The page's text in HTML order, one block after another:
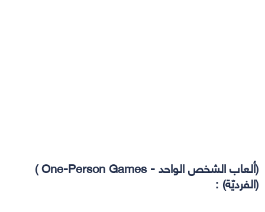
(ألعاب الشخص الواحد - One-Person Games )
(الفرديّة) :